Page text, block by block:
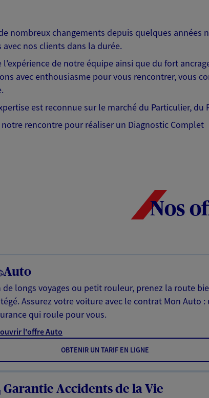
nombreux changements depuis quelques
avec nos clients dans la durée.
l'expérience de notre équipe ainsi que du fort
avec enthousiasme pour vous rencontrer, vous
est reconnue sur le marché du Particulier,
notre rencontre pour réaliser un Diagnostic Complet
Nos
Auto
de longs voyages ou petit rouleur, prenez la route
Assurez votre voiture avec le contrat Mon Auto :
qui roule pour vous.
l'offre Auto
OBTENIR UN TARIF EN LIGNE
Garantie Accidents de la Vie